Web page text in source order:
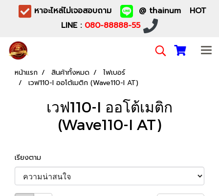
หาอะไหล่ไม่เจอสอบถาม
@ thainum HOT
LINE : 080-88888-55
หน้าแรก สินค้าทั้งหมด
ไฟเบอร์
เวฟ110-I ออโต้เมติก (Wave110-I AT)
เวฟ110-I ออโต้เมติก
(Wave110-I AT)
เรียงตาม